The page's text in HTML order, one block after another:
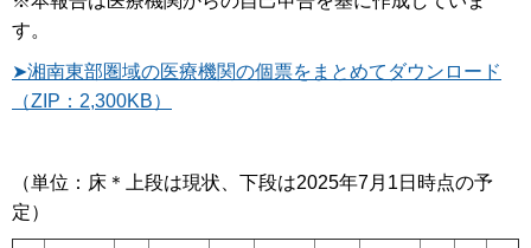
す。
➤湘南東部圏域の医療機関の個票をまとめてダウンロード
（ZIP：2,300KB）
（単位：床＊上段は現状、下段は2025年7月1日時点の予
定）